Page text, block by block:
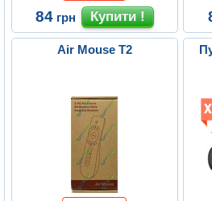
84 грн
Air Mouse T2